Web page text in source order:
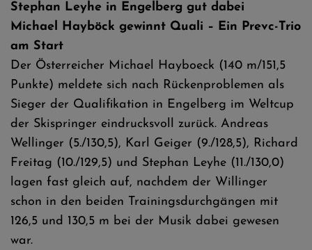
Stephan Leyhe in Engelberg gut dabei
Michael Hayböck gewinnt Quali – Ein Prevc-Trio
am Start
Der Österreicher Michael Hayboeck (140 m/151,5
Punkte) meldete sich nach Rückenproblemen als
Sieger der Qualifikation in Engelberg im Weltcup
der Skispringer eindrucksvoll zurück. Andreas
Wellinger (5./130,5), Karl Geiger (9./128,5), Richard
Freitag (10./129,5) und Stephan Leyhe (11./130,0)
lagen fast gleich auf, nachdem der Willinger
schon in den beiden Trainingsdurchgängen mit
126,5 und 130,5 m bei der Musik dabei gewesen
war.